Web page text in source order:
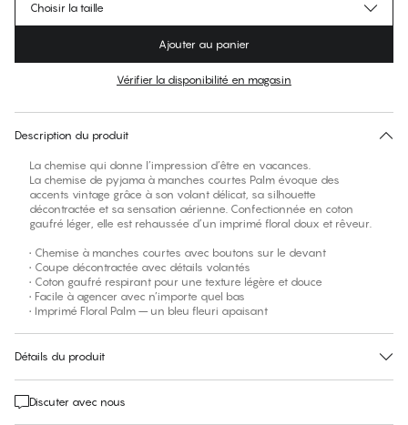
$49.99Prix régulier
Pas de taille suggérée pour cet article
Choisir la taille
Ajouter au panier
Vérifier la disponibilité en magasin
Description du produit
La chemise qui donne l’impression d’être en vacances.
La chemise de pyjama à manches courtes Palm évoque des
accents vintage grâce à son volant délicat, sa silhouette
décontractée et sa sensation aérienne. Confectionnée en coton
gaufré léger, elle est rehaussée d’un imprimé floral doux et rêveur.
• Chemise à manches courtes avec boutons sur le devant
• Coupe décontractée avec détails volantés
• Coton gaufré respirant pour une texture légère et douce
• Facile à agencer avec n’importe quel bas
• Imprimé Floral Palm – un bleu fleuri apaisant
Détails du produit
Discuter avec nous